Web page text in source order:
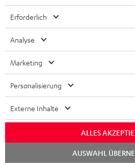
1 × rote Gummifüße (4 Stk.) für UL
1 × CD Receiver KB 62 CR – Schwarz
1 × Stromkabel – Schwarz
1 × FM/DAB-Antenne für KB 62 CR
2 × AAA-Batterie
1 × DUAL DT 250 USB – Schwarz
1 × USB-Kabel – Schwarz
1 × Stereo-Cinch-Kabel 3.0m - C7030A
Erforderlich
Analyse
Marketing
Personalisierung
Externe Inhalte
ALLES
AUSWAHL